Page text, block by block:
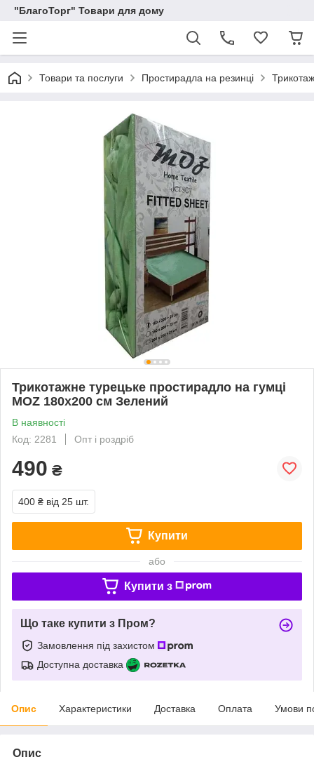
"БлагоТорг" Товари для дому
Товари та послуги Простирадла на резинці
Трикотажне турецьке простирадло на гумці
MOZ 180х200 см Зелений
В наявності
Код: 2281
Опт і роздріб
490 ₴
400 ₴ від 25 шт.
Купити
або
Купити з
Що таке купити з Пром?
Замовлення під захистом
Доступна доставка
Опис Характеристики Доставка Оплата Умови
Опис